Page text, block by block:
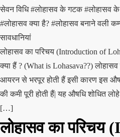
सेवन विधि#लोहासव के गटक#लोहासव
#लोहासव क्या है? #लोहासव बनाने वली
सावधानियां
लोहासव का परिचय (Introduction of
क्या हैं ? (What is Lohasava??)
आयरन से भरपूर होती हैं इसी कारण इस
की कमी पूरी होती हैं| यह औषधि शोधित
[…]
लोहासवका परिचय